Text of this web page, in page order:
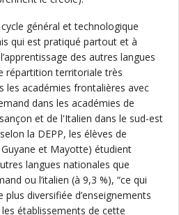
général et technologique
qui est pratiqué partout et à
des autres langues
répartition territoriale très
les académies frontalières avec
dans les académies de
et de l'Italien dans le sud-est
la DEPP, les élèves de
Guyane et Mayotte) étudient
langues nationales que
ou l’italien (à 9,3 %), “ce qui
diversifiée d’enseignements
établissements de cette